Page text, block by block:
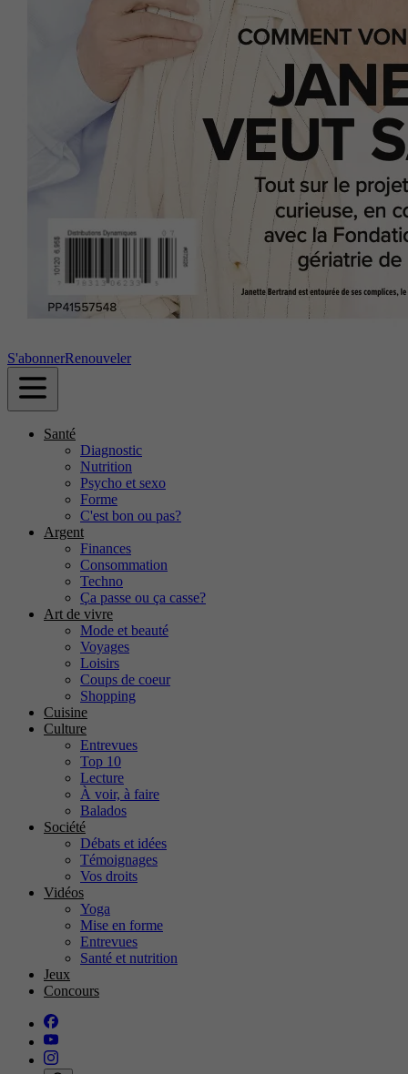
S'abonnerRenouveler
Santé
Diagnostic
Nutrition
Psycho et sexo
Forme
C'est bon ou pas?
Argent
Finances
Consommation
Techno
Ça passe ou ça casse?
Art de vivre
Mode et beauté
Voyages
Loisirs
Coups de coeur
Shopping
Cuisine
Culture
Entrevues
Top 10
Lecture
À voir, à faire
Balados
Société
Débats et idées
Témoignages
Vos droits
Vidéos
Yoga
Mise en forme
Entrevues
Santé et nutrition
Jeux
Concours